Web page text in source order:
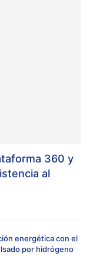
360 y
al
energética con el
por hidrógeno